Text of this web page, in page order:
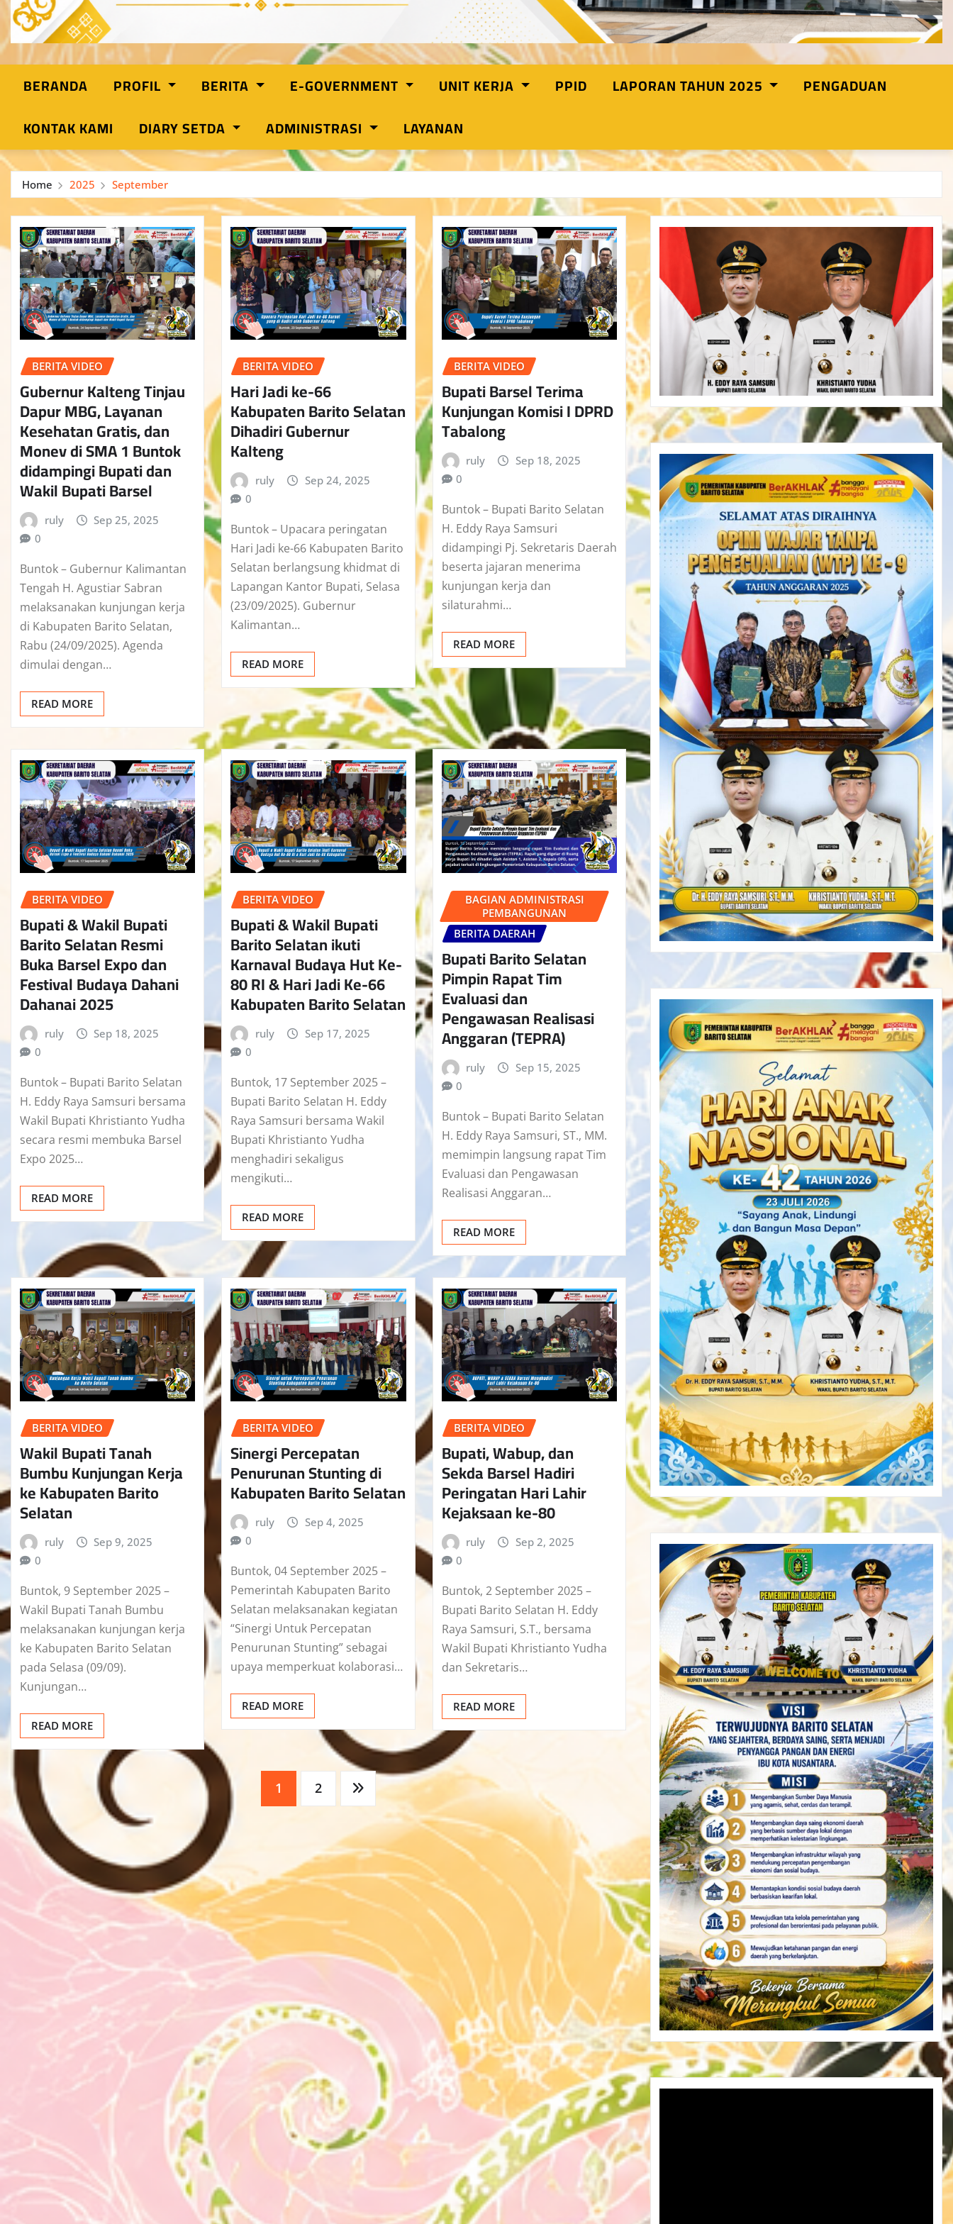
BERANDA PROFIL BERITA E-GOVERNMENT UNIT KERJA PPID LAPORAN TAHUN 2025
PENGADUAN
KONTAK KAMI
DIARY SETDA ADMINISTRASI LAYANAN
Home 2025 September
BERITA VIDEO
Gubernur Kalteng Tinjau
Dapur MBG, Layanan
Kesehatan Gratis, dan
Monev di SMA 1 Buntok
didampingi Bupati dan
Wakil Bupati Barsel
ruly
Sep 25, 2025
0
Buntok – Gubernur Kalimantan
Tengah H. Agustiar Sabran
melaksanakan kunjungan kerja
di Kabupaten Barito Selatan,
Rabu (24/09/2025). Agenda
dimulai dengan…
READ MORE
BERITA VIDEO
Hari Jadi ke-66
Kabupaten Barito Selatan
Dihadiri Gubernur
Kalteng
ruly
Sep 24, 2025
0
Buntok – Upacara peringatan
Hari Jadi ke-66 Kabupaten Barito
Selatan berlangsung khidmat di
Lapangan Kantor Bupati, Selasa
(23/09/2025). Gubernur
Kalimantan…
READ MORE
BERITA VIDEO
Bupati Barsel Terima
Kunjungan Komisi I DPRD
Tabalong
ruly
Sep 18, 2025
0
Buntok – Bupati Barito Selatan
H. Eddy Raya Samsuri
didampingi Pj. Sekretaris Daerah
beserta jajaran menerima
kunjungan kerja dan
silaturahmi…
READ MORE
BERITA VIDEO
Bupati & Wakil Bupati
Barito Selatan Resmi
Buka Barsel Expo dan
Festival Budaya Dahani
Dahanai 2025
ruly
Sep 18, 2025
0
Buntok – Bupati Barito Selatan
H. Eddy Raya Samsuri bersama
Wakil Bupati Khristianto Yudha
secara resmi membuka Barsel
Expo 2025…
READ MORE
BERITA VIDEO
Bupati & Wakil Bupati
Barito Selatan ikuti
Karnaval Budaya Hut Ke-
80 RI & Hari Jadi Ke-66
Kabupaten Barito Selatan
ruly
Sep 17, 2025
0
Buntok, 17 September 2025 –
Bupati Barito Selatan H. Eddy
Raya Samsuri bersama Wakil
Bupati Khristianto Yudha
menghadiri sekaligus
mengikuti…
READ MORE
BAGIAN ADMINISTRASI
PEMBANGUNAN
BERITA DAERAH
Bupati Barito Selatan
Pimpin Rapat Tim
Evaluasi dan
Pengawasan Realisasi
Anggaran (TEPRA)
ruly
Sep 15, 2025
0
Buntok – Bupati Barito Selatan
H. Eddy Raya Samsuri, ST., MM.
memimpin langsung rapat Tim
Evaluasi dan Pengawasan
Realisasi Anggaran…
READ MORE
BERITA VIDEO
Wakil Bupati Tanah
Bumbu Kunjungan Kerja
ke Kabupaten Barito
Selatan
ruly
Sep 9, 2025
0
Buntok, 9 September 2025 –
Wakil Bupati Tanah Bumbu
melaksanakan kunjungan kerja
ke Kabupaten Barito Selatan
pada Selasa (09/09).
Kunjungan…
READ MORE
BERITA VIDEO
Sinergi Percepatan
Penurunan Stunting di
Kabupaten Barito Selatan
ruly
Sep 4, 2025
0
Buntok, 04 September 2025 –
Pemerintah Kabupaten Barito
Selatan melaksanakan kegiatan
“Sinergi Untuk Percepatan
Penurunan Stunting” sebagai
upaya memperkuat kolaborasi…
READ MORE
BERITA VIDEO
Bupati, Wabup, dan
Sekda Barsel Hadiri
Peringatan Hari Lahir
Kejaksaan ke-80
ruly
Sep 2, 2025
0
Buntok, 2 September 2025 –
Bupati Barito Selatan H. Eddy
Raya Samsuri, S.T., bersama
Wakil Bupati Khristianto Yudha
dan Sekretaris…
READ MORE
Paginasi
pos
1 2